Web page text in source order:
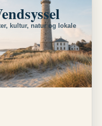
kultur, natur og lokale